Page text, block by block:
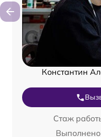
Константин
Стаж